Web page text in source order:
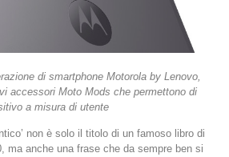
di smartphone Motorola by Lenovo,
accessori Moto Mods che permettono di
a misura di utente
non è solo il titolo di un famoso libro di
ma anche una frase che da sempre ben si